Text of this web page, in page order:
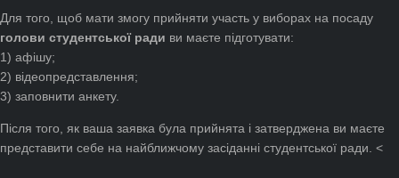
Для того, щоб мати змогу прийняти участь у виборах на посаду
голови студентської ради ви маєте підготувати:
1) афішу;
2) відеопредставлення;
3) заповнити анкету.
Після того, як ваша заявка була прийнята і затверджена ви маєте
представити себе на найближчому засіданні студентської ради. <